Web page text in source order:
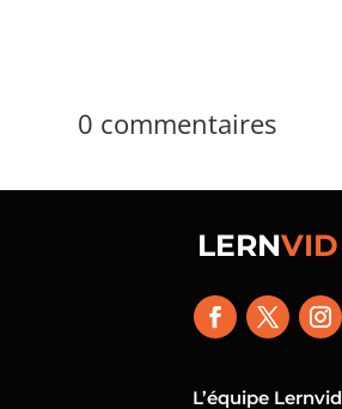
0 commentaires
LERNVID
L’équipe Lernvid